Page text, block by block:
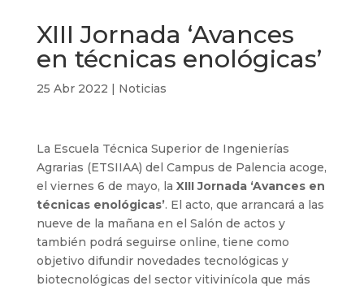
XIII Jornada ‘Avances
en técnicas enológicas’
25 Abr 2022 | Noticias
La Escuela Técnica Superior de Ingenierías
Agrarias (ETSIIAA) del Campus de Palencia acoge,
el viernes 6 de mayo, la XIII Jornada ‘Avances en
técnicas enológicas’. El acto, que arrancará a las
nueve de la mañana en el Salón de actos y
también podrá seguirse online, tiene como
objetivo difundir novedades tecnológicas y
biotecnológicas del sector vitivinícola que más